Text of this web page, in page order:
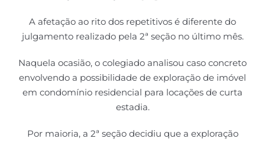
A afetação ao rito dos repetitivos é diferente do
julgamento realizado pela 2ª seção no último mês.
Naquela ocasião, o colegiado analisou caso concreto
envolvendo a possibilidade de exploração de imóvel
em condomínio residencial para locações de curta
estadia.
Por maioria, a 2ª seção decidiu que a exploração